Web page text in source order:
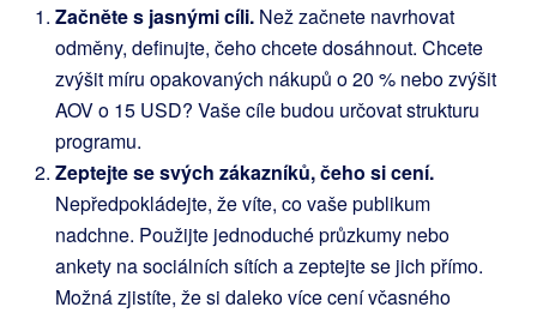
Začněte s jasnými cíli. Než začnete navrhovat
odměny, definujte, čeho chcete dosáhnout. Chcete
zvýšit míru opakovaných nákupů o 20 % nebo zvýšit
AOV o 15 USD? Vaše cíle budou určovat strukturu
programu.
Zeptejte se svých zákazníků, čeho si cení.
Nepředpokládejte, že víte, co vaše publikum
nadchne. Použijte jednoduché průzkumy nebo
ankety na sociálních sítích a zeptejte se jich přímo.
Možná zjistíte, že si daleko více cení včasného